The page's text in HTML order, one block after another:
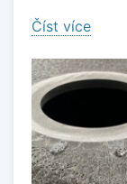
Číst více